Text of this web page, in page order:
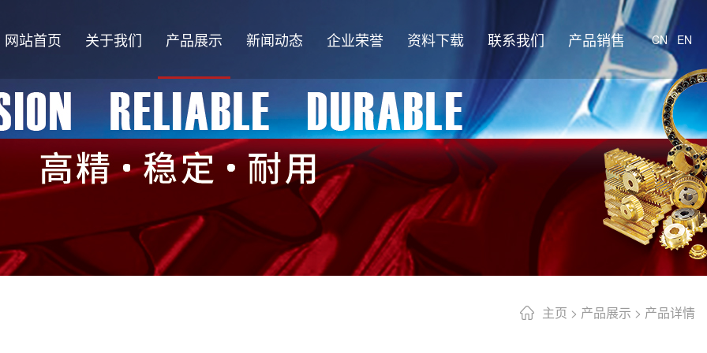
网站首页 关于我们 产品展示 新闻动态 企业荣誉 资料下载 联系我们 产品销售 CN EN
主页 > 产品展示 > 产品详情